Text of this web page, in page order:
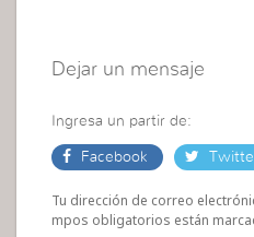
Dejar un mensaje
Ingresa un partir de:
Facebook
Tu dirección de correo
mpos obligatorios están